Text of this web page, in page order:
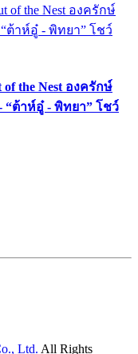
the Nest องครักษ์
“ต้าห์อู๋ - พิทยา” โชว์
Ltd. All Rights